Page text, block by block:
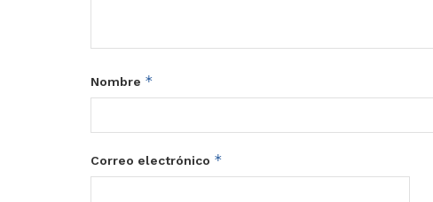
Nombre *
Correo electrónico *